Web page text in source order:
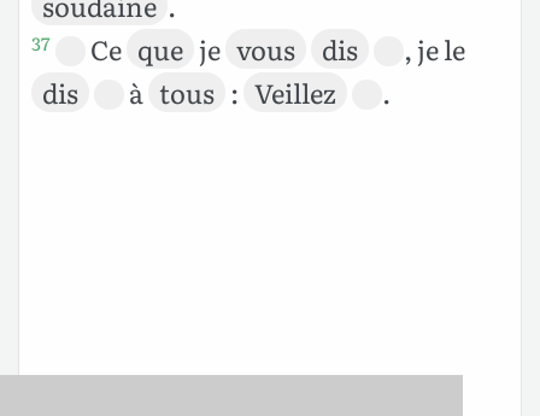
37 Ce que je vous dis
, je le
dis
à tous : Veillez .